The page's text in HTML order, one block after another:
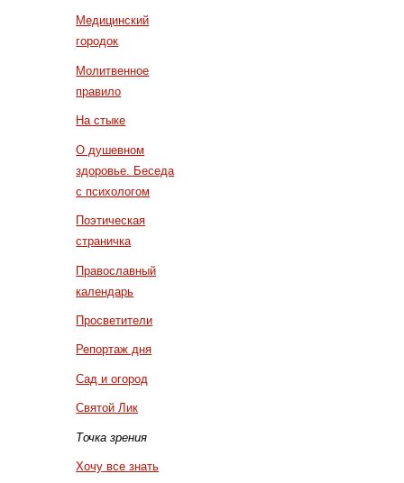
Медицинский
городок
Молитвенное
правило
На стыке
О душевном
здоровье. Беседа
с психологом
Поэтическая
страничка
Православный
календарь
Просветители
Репортаж дня
Сад и огород
Святой Лик
Точка зрения
Хочу все знать